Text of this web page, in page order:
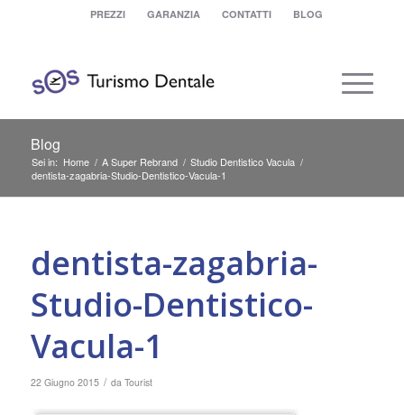
PREZZI GARANZIA CONTATTI BLOG
Blog
Sei in: Home / A Super Rebrand / Studio Dentistico Vacula /
dentista-zagabria-Studio-Dentistico-Vacula-1
dentista-zagabria-
Studio-Dentistico-
Vacula-1
22 Giugno 2015 / da Tourist